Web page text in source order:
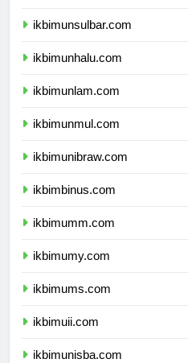
ikbimunsulbar.com
ikbimunhalu.com
ikbimunlam.com
ikbimunmul.com
ikbimunibraw.com
ikbimbinus.com
ikbimumm.com
ikbimumy.com
ikbimums.com
ikbimuii.com
ikbimunisba.com